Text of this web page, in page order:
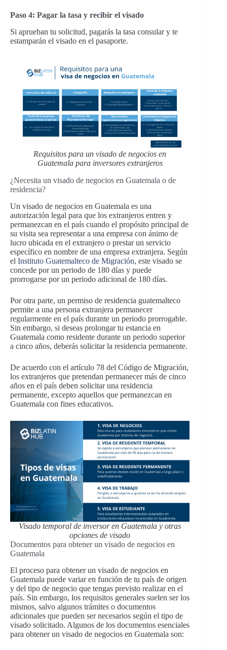
Paso 4: Pagar la tasa y recibir el visado
Si aprueban tu solicitud, pagarás la tasa consular y te
estamparán el visado en el pasaporte.
Requisitos para un visado de negocios en
Guatemala para inversores extranjeros
¿Necesita un visado de negocios en Guatemala o de
residencia?
Un visado de negocios en Guatemala es una
autorización legal para que los extranjeros entren y
permanezcan en el país cuando el propósito principal de
su visita sea representar a una empresa con ánimo de
lucro ubicada en el extranjero o prestar un servicio
específico en nombre de una empresa extranjera. Según
el Instituto Guatemalteco de Migración, este visado se
concede por un periodo de 180 días y puede
prorrogarse por un periodo adicional de 180 días.
Por otra parte, un permiso de residencia guatemalteco
permite a una persona extranjera permanecer
regularmente en el país durante un periodo prorrogable.
Sin embargo, si deseas prolongar tu estancia en
Guatemala como residente durante un periodo superior
a cinco años, deberás solicitar la residencia permanente.
De acuerdo con el artículo 78 del Código de Migración,
los extranjeros que pretendan permanecer más de cinco
años en el país deben solicitar una residencia
permanente, excepto aquellos que permanezcan en
Guatemala con fines educativos.
Visado temporal de inversor en Guatemala y otras
opciones de visado
Documentos para obtener un visado de negocios en
Guatemala
El proceso para obtener un visado de negocios en
Guatemala puede variar en función de tu país de origen
y del tipo de negocio que tengas previsto realizar en el
país. Sin embargo, los requisitos generales suelen ser los
mismos, salvo algunos trámites o documentos
adicionales que pueden ser necesarios según el tipo de
visado solicitado. Algunos de los documentos esenciales
para obtener un visado de negocios en Guatemala son: